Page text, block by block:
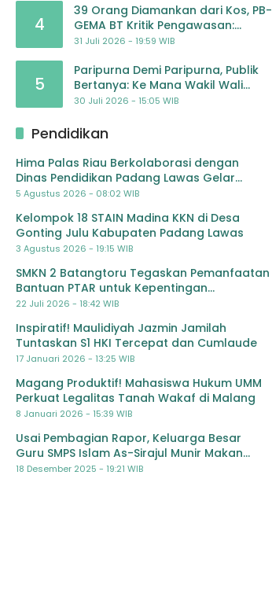
4
39 Orang Diamankan dari Kos, PB-
GEMA BT Kritik Pengawasan:
Jangan Tunggu Masyarakat
31 Juli 2026 - 19:59 WIB
5
Paripurna Demi Paripurna, Publik
Bertanya: Ke Mana Wakil Wali
Kota Padangsidimpuan?
30 Juli 2026 - 15:05 WIB
Pendidikan
Hima Palas Riau Berkolaborasi dengan
Dinas Pendidikan Padang Lawas Gelar
Pelatihan OSIS SMP se-Kabupaten Padang
5 Agustus 2026 - 08:02 WIB
Kelompok 18 STAIN Madina KKN di Desa
Gonting Julu Kabupaten Padang Lawas
3 Agustus 2026 - 19:15 WIB
SMKN 2 Batangtoru Tegaskan Pemanfaatan
Bantuan PTAR untuk Kepentingan
Pendidikan
22 Juli 2026 - 18:42 WIB
Inspiratif! Maulidiyah Jazmin Jamilah
Tuntaskan S1 HKI Tercepat dan Cumlaude
17 Januari 2026 - 13:25 WIB
Magang Produktif! Mahasiswa Hukum UMM
Perkuat Legalitas Tanah Wakaf di Malang
8 Januari 2026 - 15:39 WIB
Usai Pembagian Rapor, Keluarga Besar
Guru SMPS Islam As-Sirajul Munir Makan
Bersama Sambut Libur Awal Semester
18 Desember 2025 - 19:21 WIB